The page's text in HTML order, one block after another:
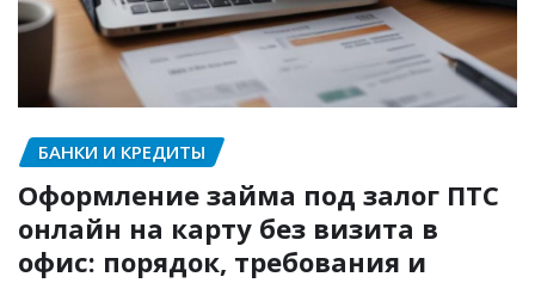
БАНКИ И КРЕДИТЫ
Оформление займа под залог ПТС
онлайн на карту без визита в
офис: порядок, требования и